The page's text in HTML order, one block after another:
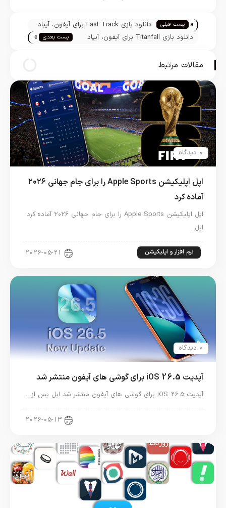
تیم تحریریه « پست قبلی
دانلود بازی Fast Track برای آیفون، آیپاد
تاچ و آیپددانلود بازی Titanfall برای آیفون، آیپاد
پست بعدی »
مقالات مرتبط
0 دیدگاه
اپل اپلیکیشن Apple Sports را برای جام جهانی ۲۰۲۶
آماده کرد
اپل اپلیکیشن Apple Sports را برای جام جهانی ۲۰۲۶ آماده کرد
اپل…
نرم افزار و اپلیکیشن 2026-05-21
0 دیدگاه
آپدیت iOS 26.5 برای گوشی های آیفون منتشر شد
آپدیت iOS 26.5 برای گوشی های آیفون منتشر شد اپل پس از…
2026-05-13